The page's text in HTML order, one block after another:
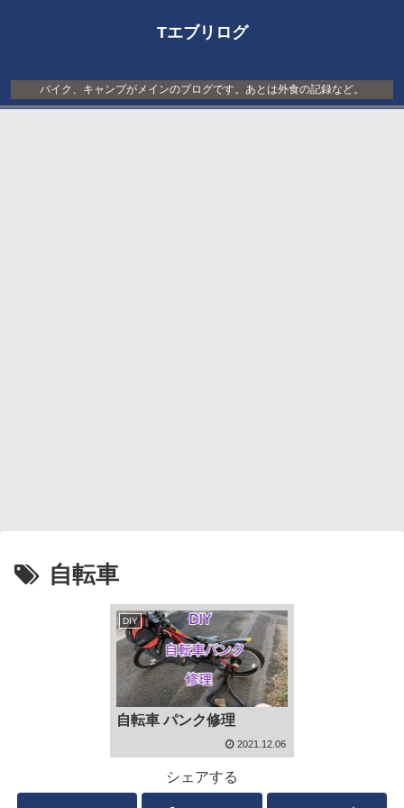
Tエブリログ
バイク、キャンプがメインのブログです。あとは外食の記録など。
自転車
DIY
自転車 パンク修理
2021.12.06
シェアする